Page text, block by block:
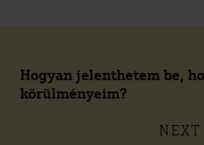
Hogyan jelenthetem be,
körülményeim?
NEXT